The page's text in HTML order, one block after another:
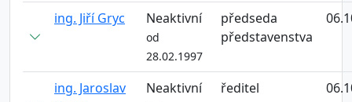
ing. Jiří Gryc Neaktivní
od
28.02.1997
předseda
představenstva
ing. Jaroslav
Neaktivní ředitel